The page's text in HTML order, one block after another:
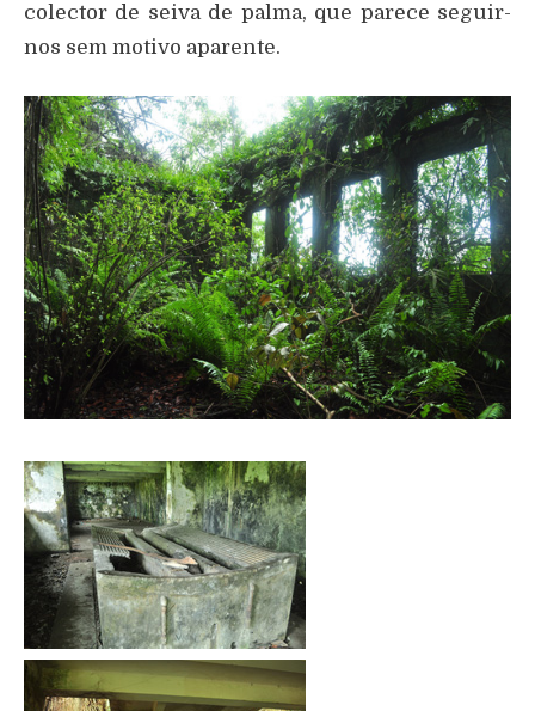
colector de seiva de palma, que parece seguir-
nos sem motivo aparente.